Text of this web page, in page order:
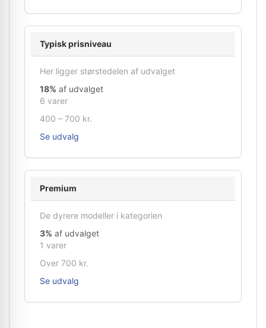
Typisk prisniveau
Her ligger størstedelen af udvalget
18% af udvalget
6 varer
400 – 700 kr.
Se udvalg
Premium
De dyrere modeller i kategorien
3% af udvalget
1 varer
Over 700 kr.
Se udvalg